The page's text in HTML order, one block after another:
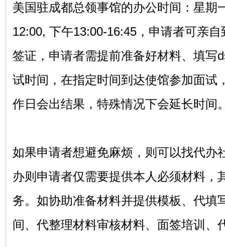
美国驻成都总领事馆的办公时间：星期
12:00, 下午13:00-16:45，申请者可亲
签证，申请者需提前准备好材料、填写
试时间，在指定时间到达使馆参加面试
作日会出结果，特殊情况下会延长时间
如果申请者想避免麻烦，则可以找代办
办则申请者仅需要提供本人必须材料，
务。如协助准备材料并提供模板、代填
间、代整理材料审核材料、面签培训、